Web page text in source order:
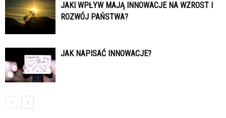
JAKI WPŁYW MAJĄ INNOWACJE NA WZROST I
ROZWÓJ PAŃSTWA?
JAK NAPISAĆ INNOWACJE?